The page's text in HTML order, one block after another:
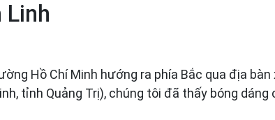
Linh
Hồ Chí Minh hướng ra phía Bắc qua địa
tỉnh Quảng Trị), chúng tôi đã thấy bóng